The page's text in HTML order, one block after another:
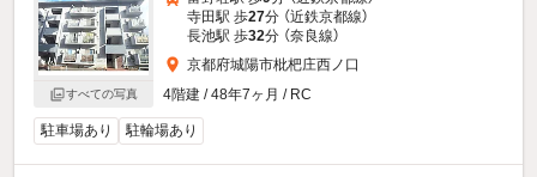
すべての写真
寺田駅 歩27分 （近鉄京都線）
長池駅 歩32分 （奈良線）
京都府城陽市枇杷庄西ノ口
4階建 / 48年7ヶ月 / RC
駐車場あり 駐輪場あり